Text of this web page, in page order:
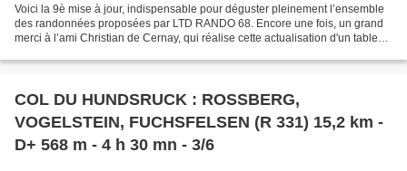
Voici la 9è mise à jour, indispensable pour déguster pleinement l’ensemble
des randonnées proposées par LTD RANDO 68. Encore une fois, un grand
merci à l’ami Christian de Cernay, qui réalise cette actualisation d'un tableau
COL DU HUNDSRUCK : ROSSBERG,
VOGELSTEIN, FUCHSFELSEN (R 331) 15,2 km -
D+ 568 m - 4 h 30 mn - 3/6